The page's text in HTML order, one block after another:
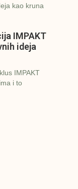
kao kruna
IMPAKT
ideja
IMPAKT
i to